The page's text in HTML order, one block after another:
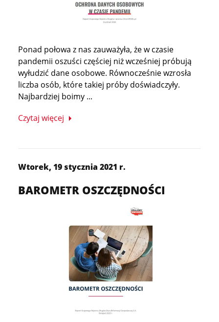
Ponad połowa z nas zauważyła, że w czasie
pandemii oszuści częściej niż wcześniej próbują
wyłudzić dane osobowe. Równocześnie wzrosła
liczba osób, które takiej próby doświadczyły.
Najbardziej boimy ...
Czytaj więcej
Wtorek, 19 stycznia 2021 r.
BAROMETR OSZCZĘDNOŚCI